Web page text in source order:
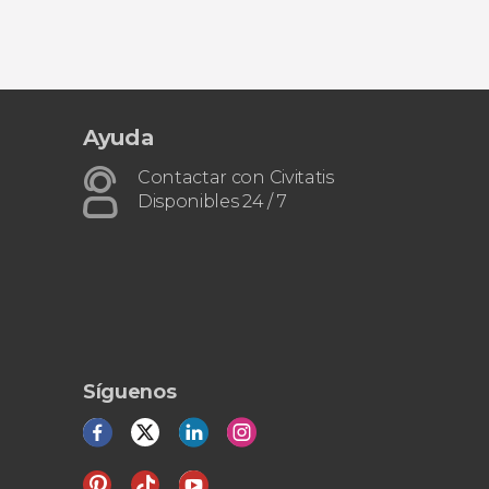
Ayuda
Contactar con Civitatis
Disponibles 24 / 7
Síguenos